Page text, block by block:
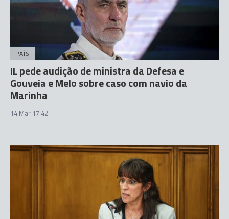
PAÍS
IL pede audição de ministra da Defesa e
Gouveia e Melo sobre caso com navio da
Marinha
14 Mar 17:42